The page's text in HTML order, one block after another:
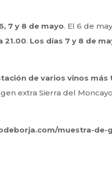
7 y 8 de mayo. El 6 de
21.00. Los días 7 y 8 de
de varios vinos
extra Sierra del
muestra-de-